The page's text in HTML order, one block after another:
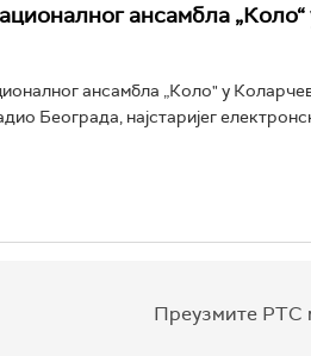
ансамбла „Коло“
ансамбла „Коло" у
Београда, најстаријег
Преузмите РТС